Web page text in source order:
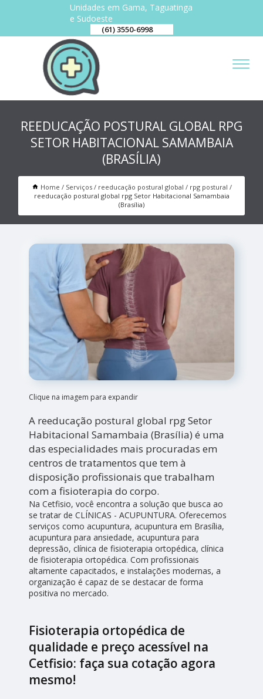
Unidades em Gama, Taguatinga
e Sudoeste
(61) 3550-6998
REEDUCAÇÃO POSTURAL GLOBAL RPG
SETOR HABITACIONAL SAMAMBAIA
(BRASÍLIA)
Home Serviços reeducação postural global
rpg postural
reeducação postural global rpg Setor Habitacional Samambaia
(Brasília)
Clique na imagem para expandir
A reeducação postural global rpg Setor
Habitacional Samambaia (Brasília) é uma
das especialidades mais procuradas em
centros de tratamentos que tem à
disposição profissionais que trabalham
com a fisioterapia do corpo.
Na Cetfisio, você encontra a solução que busca ao
se tratar de CLÍNICAS - ACUPUNTURA. Oferecemos
serviços como acupuntura, acupuntura em Brasília,
acupuntura para ansiedade, acupuntura para
depressão, clínica de fisioterapia ortopédica, clínica
de fisioterapia ortopédica. Com profissionais
altamente capacitados, e instalações modernas, a
organização é capaz de se destacar de forma
positiva no mercado.
Fisioterapia ortopédica de
qualidade e preço acessível na
Cetfisio: faça sua cotação agora
mesmo!